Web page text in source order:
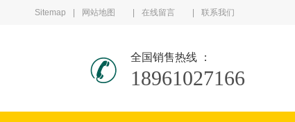
联系我们
在线留言
网站地图
Sitemap
全国销售热线 ：
18961027166